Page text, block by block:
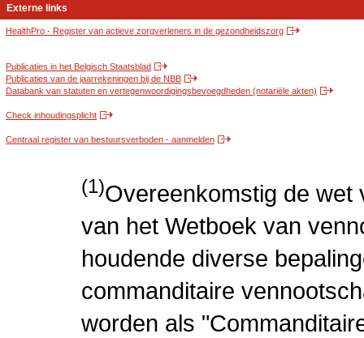
Externe links
HealthPro - Register van actieve zorgverleners in de gezondheidszorg
Publicaties in het Belgisch Staatsblad
Publicaties van de jaarrekeningen bij de NBB
Databank van statuten en vertegenwoordigingsbevoegdheden (notariële akten)
Check inhoudingsplicht
Centraal register van bestuursverboden - aanmelden
(1)Overeenkomstig de wet
van het Wetboek van
houdende diverse
commanditaire
worden als